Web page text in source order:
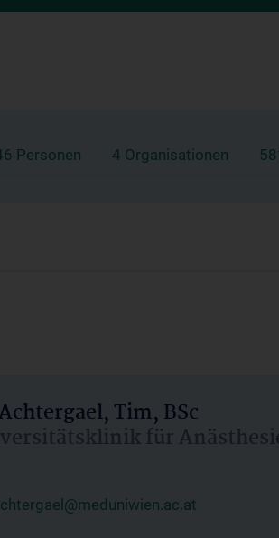
Personen 4 Organisationen
Tim, BSc
für